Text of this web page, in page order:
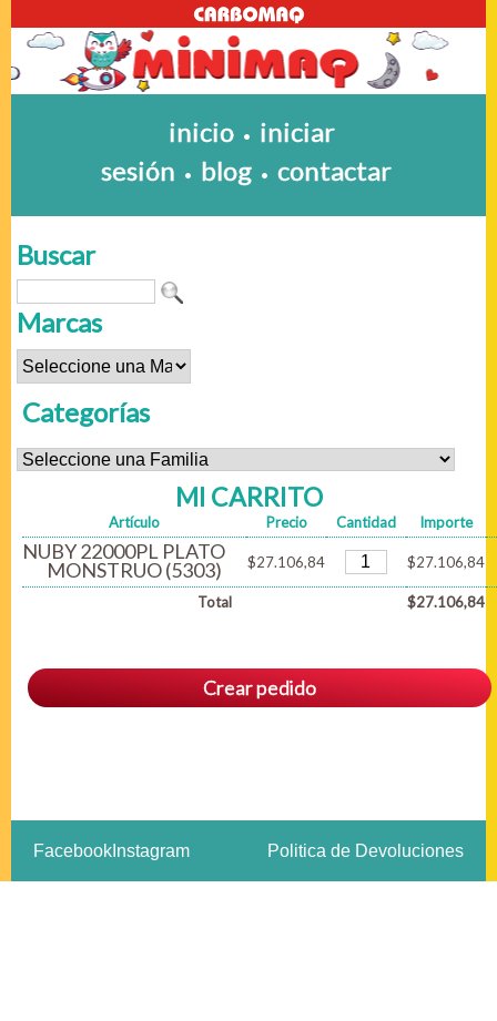
inicio • iniciar
sesión • blog • contactar
Buscar
Marcas
Categorías
MI CARRITO
Artículo Precio Cantidad Importe
NUBY 22000PL PLATO
MONSTRUO (5303) $27.106,84 $27.106,84
Total $27.106,84
Crear pedido
Facebook Instagram Politica de Devoluciones